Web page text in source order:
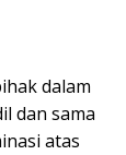
dalam
dan sama
atas